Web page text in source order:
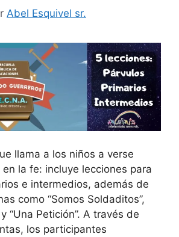
Abel Esquivel sr.
llama a los niños a verse
la fe: incluye lecciones para
e intermedios, además de
como “Somos Soldaditos”,
“Una Petición”. A través de
los participantes